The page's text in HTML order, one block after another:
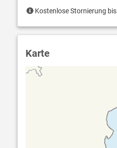
Kostenlose Stornierung
Karte